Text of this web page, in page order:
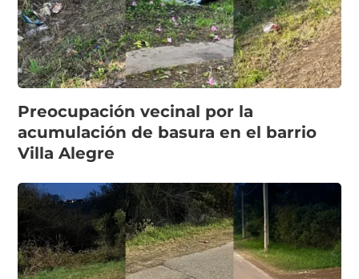
Preocupación vecinal por la
acumulación de basura en el barrio
Villa Alegre